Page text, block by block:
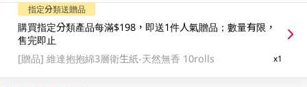
指定分類送贈品
購買指定分類產品每滿$198，即送1件人氣贈品；數量有限，
售完即止
[贈品]維達抱抱綿3層衛生紙-天然無香 10rolls x1